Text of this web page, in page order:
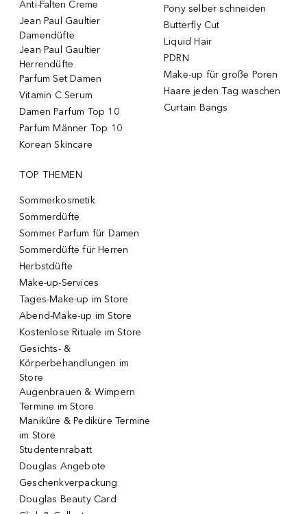
Anti-Falten Creme
Jean Paul Gaultier
Damendüfte
Jean Paul Gaultier
Herrendüfte
Parfum Set Damen
Vitamin C Serum
Damen Parfum Top 10
Parfum Männer Top 10
Korean Skincare
Pony selber schneiden
Butterfly Cut
Liquid Hair
PDRN
Make-up für große Poren
Haare jeden Tag waschen
Curtain Bangs
TOP THEMEN
Sommerkosmetik
Sommerdüfte
Sommer Parfum für Damen
Sommerdüfte für Herren
Herbstdüfte
Make-up-Services
Tages-Make-up im Store
Abend-Make-up im Store
Kostenlose Rituale im Store
Gesichts- &
Körperbehandlungen im
Store
Augenbrauen & Wimpern
Termine im Store
Maniküre & Pediküre Termine
im Store
Studentenrabatt
Douglas Angebote
Geschenkverpackung
Douglas Beauty Card